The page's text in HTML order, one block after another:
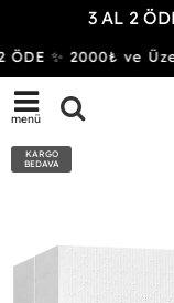
3 AL 2
✨ 2000₺ ve
menü
KARGO
BEDAVA